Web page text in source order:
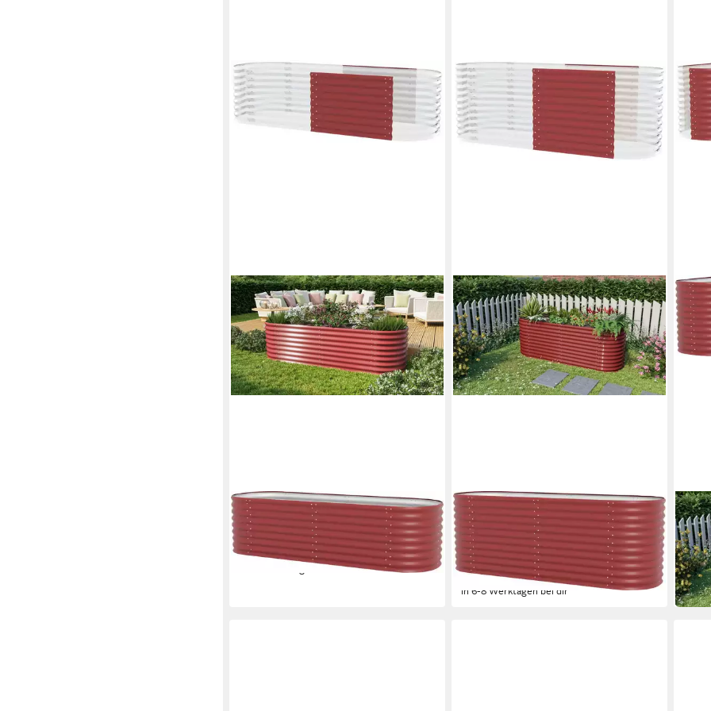
VITAVIA
Hochbeet Erweiterung "Stretched
630"
100,56 €
in 6-8 Werktagen bei dir
VITAVIA
Hochbeet Erweiterung Stretched
858
137,60 € UVP 149,90 €
-8%
in 6-8 Werktagen bei dir
in 6-8